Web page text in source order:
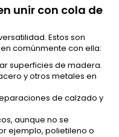
unir con cola de
Estos son
comúnmente con ella:
superficies de madera.
y otros metales en
de calzado y
aunque no se
ejemplo, polietileno o